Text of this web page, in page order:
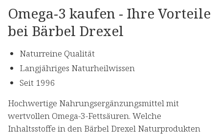
Omega-3 kaufen - Ihre Vorteile
bei Bärbel Drexel
Naturreine Qualität
Langjähriges Naturheilwissen
Seit 1996
Hochwertige Nahrungsergänzungsmittel mit
wertvollen Omega-3-Fettsäuren. Welche
Inhaltsstoffe in den Bärbel Drexel Naturprodukten